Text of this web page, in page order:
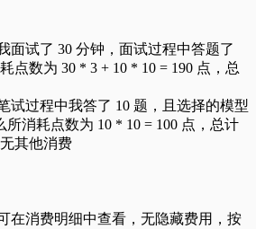
面试了 30 分钟，面试过程中答题了
点数为 30 * 3 + 10 * 10 = 190 点，总
试过程中我答了 10 题，且选择的模型
所消耗点数为 10 * 10 = 100 点，总计
其他消费
在消费明细中查看，无隐藏费用，按